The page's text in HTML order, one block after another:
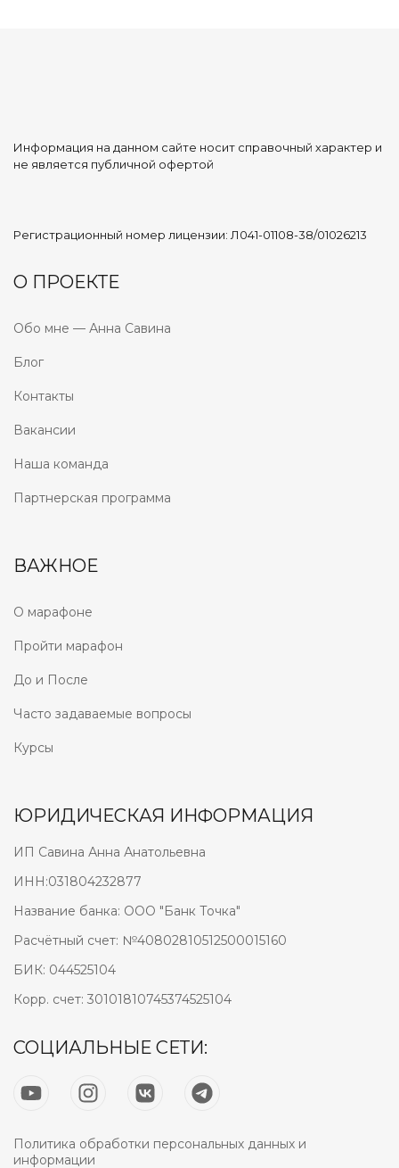
Информация на данном сайте носит справочный характер и
не является публичной офертой
Регистрационный номер лицензии: Л041-01108-38/01026213
О ПРОЕКТЕ
Обо мне — Анна Савина
Блог
Контакты
Вакансии
Наша команда
Партнерская программа
ВАЖНОЕ
О марафоне
Пройти марафон
До и После
Часто задаваемые вопросы
Курсы
ЮРИДИЧЕСКАЯ ИНФОРМАЦИЯ
ИП Савина Анна Анатольевна
ИНН:031804232877
Название банка: ООО "Банк Точка"
Расчётный счет: №40802810512500015160
БИК: 044525104
Корр. счет: 30101810745374525104
СОЦИАЛЬНЫЕ СЕТИ:
Политика обработки персональных данных и
информации